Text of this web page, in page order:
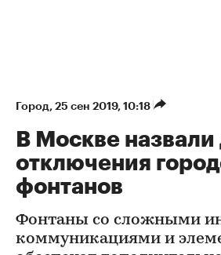
Город⁠, 25 сен 2019, 10:18
В Москве назвали
отключения
фонтанов
Фонтаны со сложными
коммуникациями и